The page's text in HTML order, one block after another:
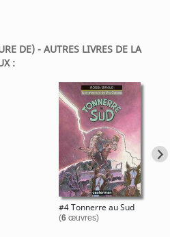
DE) - AUTRES LIVRES DE LA
:
#4 Tonnerre au Sud
(6 œuvres)